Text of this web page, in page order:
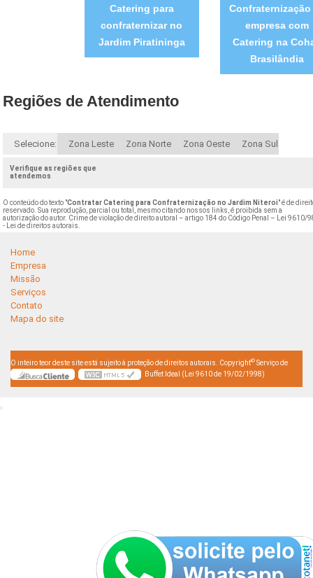
Catering para
confraternizar no
Jardim Piratininga
Confraternização
empresa com
Catering na
Brasilândia
Regiões de Atendimento
Selecione: Zona Leste Zona Norte Zona Oeste Zona Sul
Verifique as regiões que
atendemos
O conteúdo do texto "Contratar Catering para Confraternização no Jardim Niteroi" é de
reservado. Sua reprodução, parcial ou total, mesmo citando nossos links, é proibida sem a
autorização do autor. Crime de violação de direito autoral – artigo 184 do Código Penal –
Lei 9610/
- Lei de direitos autorais
Home
Empresa
Missão
Serviços
Contato
Mapa do site
O inteiro teor deste site está sujeito à proteção de direitos autorais. Copyright© Serviço de
Buffet Ideal (Lei 9610 de 19/02/1998)